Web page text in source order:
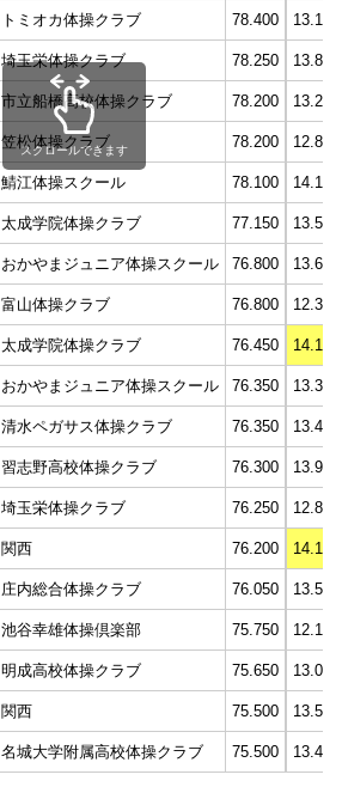
トミオカ体操クラブ 78.400 13.150
埼玉栄体操クラブ 78.250 13.800
市立船橋高校体操クラブ 78.200 13.200
笠松体操クラブ 78.200 12.800
鯖江体操スクール 78.100 14.100
太成学院体操クラブ 77.150 13.550
おかやまジュニア体操スクール 76.800 13.650
富山体操クラブ 76.800 12.300
太成学院体操クラブ 76.450 14.150
おかやまジュニア体操スクール 76.350 13.350
清水ペガサス体操クラブ 76.350 13.400
習志野高校体操クラブ 76.300 13.900
埼玉栄体操クラブ 76.250 12.800
関西 76.200 14.150
庄内総合体操クラブ 76.050 13.550
池谷幸雄体操倶楽部 75.750 12.100
明成高校体操クラブ 75.650 13.050
関西 75.500 13.550
名城大学附属高校体操クラブ 75.500 13.450
スクロールできます